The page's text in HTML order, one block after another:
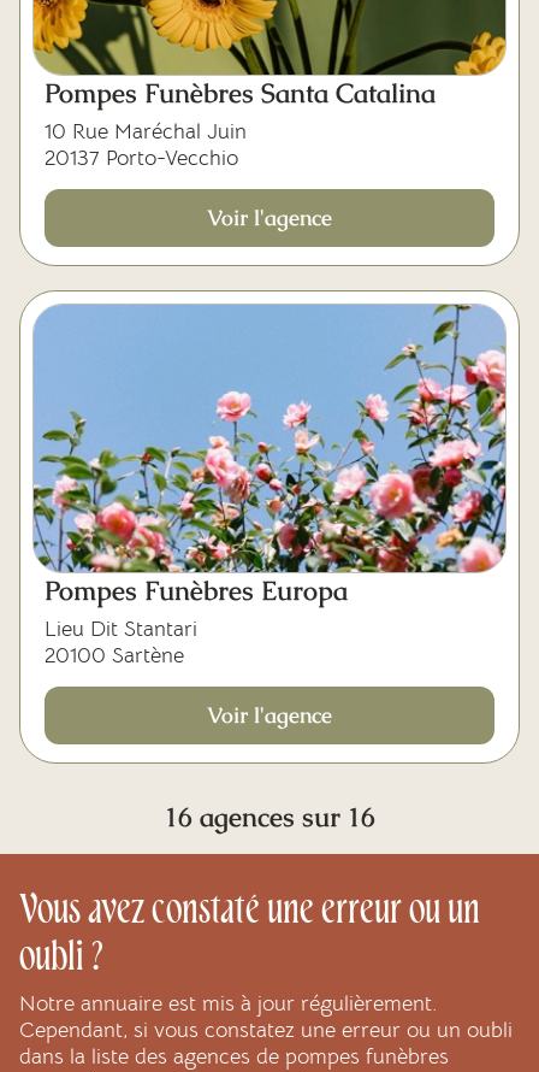
Pompes Funèbres Santa Catalina
10 Rue Maréchal Juin
20137 Porto-Vecchio
Voir l'agence
Pompes Funèbres Europa
Lieu Dit Stantari
20100 Sartène
Voir l'agence
16 agences sur 16
Vous avez constaté une erreur ou un
oubli ?
Notre annuaire est mis à jour régulièrement.
Cependant, si vous constatez une erreur ou un oubli
dans la liste des agences de pompes funèbres